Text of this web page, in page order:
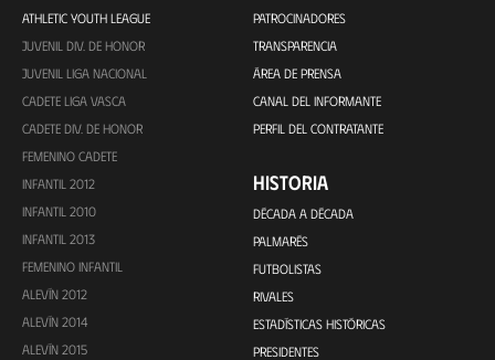
ATHLETIC YOUTH LEAGUE
JUVENIL DIV. DE HONOR
JUVENIL LIGA NACIONAL
CADETE LIGA VASCA
CADETE DIV. DE HONOR
FEMENINO CADETE
INFANTIL 2012
INFANTIL 2010
INFANTIL 2013
FEMENINO INFANTIL
ALEVÍN 2012
ALEVÍN 2014
ALEVÍN 2015
PATROCINADORES
TRANSPARENCIA
ÁREA DE PRENSA
CANAL DEL INFORMANTE
PERFIL DEL CONTRATANTE
HISTORIA
DÉCADA A DÉCADA
PALMARÉS
FUTBOLISTAS
RIVALES
ESTADÍSTICAS HISTÓRICAS
PRESIDENTES